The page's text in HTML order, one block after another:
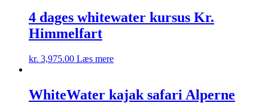
chosen
on
multiple
variants.
the
4 dages whitewater kursus Kr.
Himmelfart
kr. 3,975.00 Læs mere
WhiteWater kajak safari Alperne